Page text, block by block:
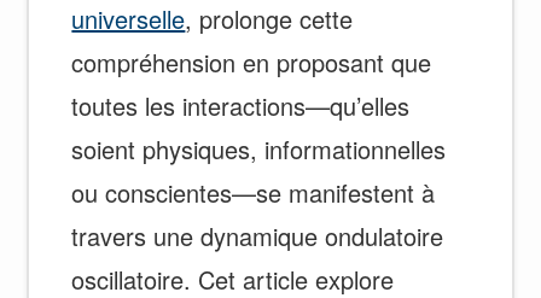
universelle, prolonge cette
compréhension en proposant que
toutes les interactions—qu’elles
soient physiques, informationnelles
ou conscientes—se manifestent à
travers une dynamique ondulatoire
oscillatoire. Cet article explore